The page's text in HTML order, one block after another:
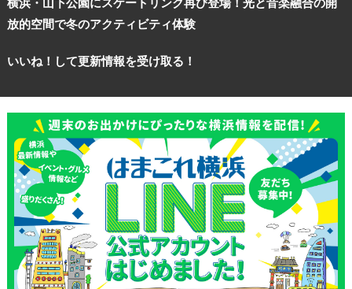
放的空間で冬のアクティビティ体験
いいね！して更新情報を受け取る！
観光ガイド
ブログ記事
サイトについて